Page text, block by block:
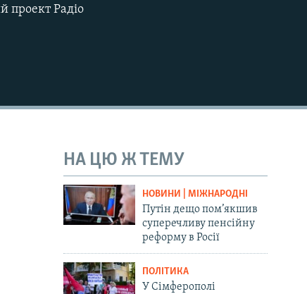
проект Радіо
НА ЦЮ Ж ТЕМУ
НОВИНИ | МІЖНАРОДНІ
Путін дещо пом’якшив
суперечливу пенсійну
реформу в Росії
ПОЛІТИКА
У Сімферополі